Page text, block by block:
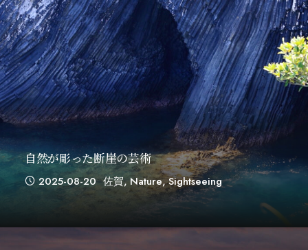
自然が彫った断崖の芸術
2025-08-20 佐賀, Nature,Sightseeing